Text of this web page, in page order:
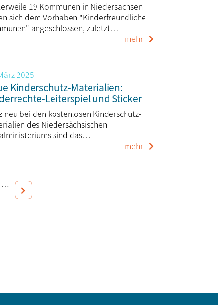
19 Kommunen in Niedersachsen
sich dem Vorhaben "Kinderfreundliche
angeschlossen, zuletzt…
mehr
2025
Kinderschutz-Materialien:
Leiterspiel und Sticker
neu bei den kostenlosen Kinderschutz-
des Niedersächsischen
sind das…
mehr
…